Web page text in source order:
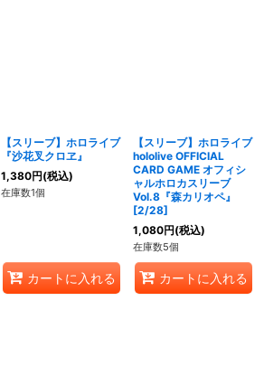
【スリーブ】ホロライブ
『沙花叉クロヱ』
1,380円(税込)
在庫数1個
カートに入れる
【スリーブ】ホロライブ
hololive OFFICIAL
CARD GAME オフィシ
ャルホロカスリーブ
Vol.8『森カリオペ』
[2/28]
1,080円(税込)
在庫数5個
カートに入れる